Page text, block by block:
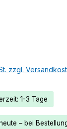
zzgl.
1-3 Tage
– bei